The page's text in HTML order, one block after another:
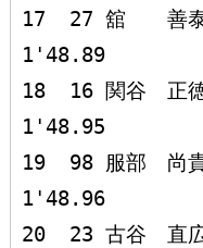
17  27 舘　　
1'48.89
18  16 関谷　
1'48.95
19  98 服部　
1'48.96
20  23 古谷　